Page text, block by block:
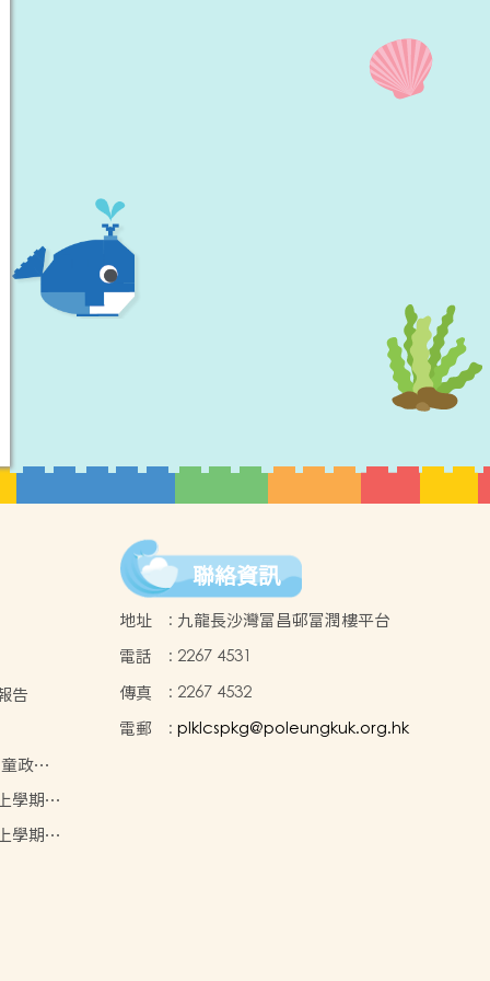
告
政策
學期學
學期學
聯絡資訊
地址 : 九龍長沙灣富昌邨富潤樓平台
電話
: 2267 4531
傳真
: 2267 4532
電郵
: plklcspkg@poleungkuk.org.hk